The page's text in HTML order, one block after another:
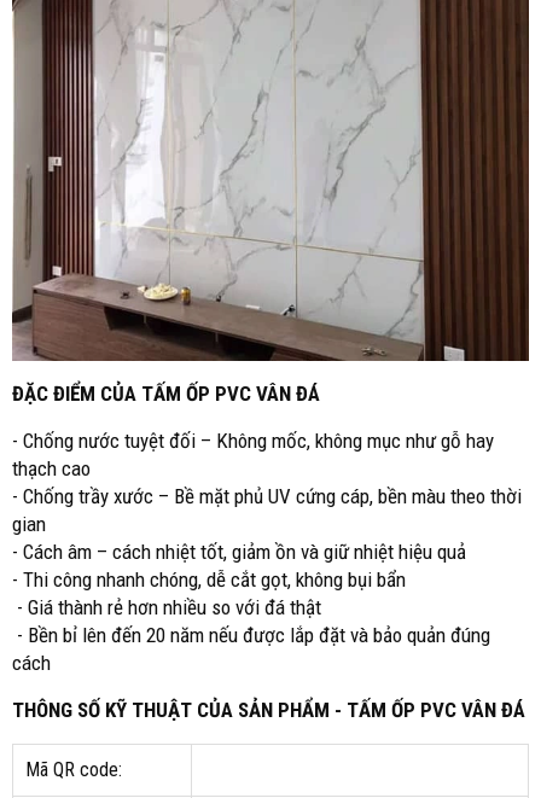
ĐẶC ĐIỂM CỦA TẤM ỐP PVC VÂN ĐÁ
- Chống nước tuyệt đối – Không mốc, không mục như gỗ hay
thạch cao
- Chống trầy xước – Bề mặt phủ UV cứng cáp, bền màu theo thời
gian
- Cách âm – cách nhiệt tốt, giảm ồn và giữ nhiệt hiệu quả
- Thi công nhanh chóng, dễ cắt gọt, không bụi bẩn
- Giá thành rẻ hơn nhiều so với đá thật
- Bền bỉ lên đến 20 năm nếu được lắp đặt và bảo quản đúng
cách
THÔNG SỐ KỸ THUẬT CỦA SẢN PHẨM - TẤM ỐP PVC VÂN ĐÁ
Mã QR code: